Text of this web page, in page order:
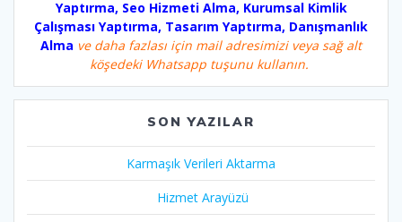
Yaptırma, Seo Hizmeti Alma, Kurumsal Kimlik
Çalışması Yaptırma, Tasarım Yaptırma, Danışmanlık
Alma ve daha fazlası için mail adresimizi veya sağ alt
köşedeki Whatsapp tuşunu kullanın.
SON YAZILAR
Karmaşık Verileri Aktarma
Hizmet Arayüzü